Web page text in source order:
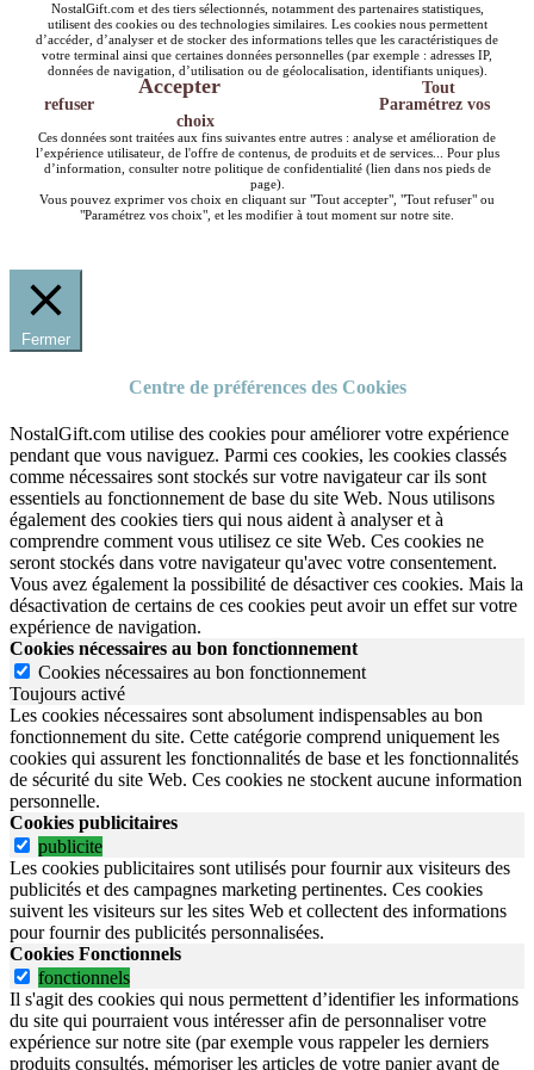
NostalGift.com et des tiers sélectionnés, notamment des partenaires statistiques,
utilisent des cookies ou des technologies similaires. Les cookies nous permettent
d’accéder, d’analyser et de stocker des informations telles que les caractéristiques de
votre terminal ainsi que certaines données personnelles (par exemple : adresses IP,
données de navigation, d’utilisation ou de géolocalisation, identifiants uniques).
Accepter
Tout
refuser
Paramétrez vos
choix
Ces données sont traitées aux fins suivantes entre autres : analyse et amélioration de
l’expérience utilisateur, de l'offre de contenus, de produits et de services... Pour plus
d’information, consulter notre politique de confidentialité (lien dans nos pieds de
page).
Vous pouvez exprimer vos choix en cliquant sur "Tout accepter", "Tout refuser" ou
"Paramétrez vos choix", et les modifier à tout moment sur notre site.
Fermer
Centre de préférences des Cookies
NostalGift.com utilise des cookies pour améliorer votre expérience
pendant que vous naviguez. Parmi ces cookies, les cookies classés
comme nécessaires sont stockés sur votre navigateur car ils sont
essentiels au fonctionnement de base du site Web. Nous utilisons
également des cookies tiers qui nous aident à analyser et à
comprendre comment vous utilisez ce site Web. Ces cookies ne
seront stockés dans votre navigateur qu'avec votre consentement.
Vous avez également la possibilité de désactiver ces cookies. Mais la
désactivation de certains de ces cookies peut avoir un effet sur votre
expérience de navigation.
Cookies nécessaires au bon fonctionnement
Cookies nécessaires au bon fonctionnement
Toujours activé
Les cookies nécessaires sont absolument indispensables au bon
fonctionnement du site. Cette catégorie comprend uniquement les
cookies qui assurent les fonctionnalités de base et les fonctionnalités
de sécurité du site Web. Ces cookies ne stockent aucune information
personnelle.
Cookies publicitaires
publicite
Les cookies publicitaires sont utilisés pour fournir aux visiteurs des
publicités et des campagnes marketing pertinentes. Ces cookies
suivent les visiteurs sur les sites Web et collectent des informations
pour fournir des publicités personnalisées.
Cookies Fonctionnels
fonctionnels
Il s'agit des cookies qui nous permettent d’identifier les informations
du site qui pourraient vous intéresser afin de personnaliser votre
expérience sur notre site (par exemple vous rappeler les derniers
produits consultés, mémoriser les articles de votre panier avant de